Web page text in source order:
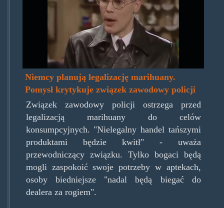
Niemcy planują legalizację marihuany.
Pomysł krytykuje związek zawodowy policji
Związek zawodowy policji ostrzega przed
legalizacją marihuany do celów
konsumpcyjnych. "Nielegalny handel tańszymi
produktami będzie kwitł" - uważa
przewodniczący związku. Tylko bogaci będą
mogli zaspokoić swoje potrzeby w aptekach,
osoby biedniejsze "nadal będą biegać do
dealera za rogiem".